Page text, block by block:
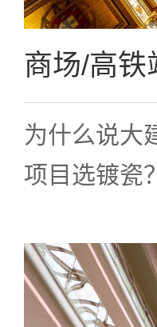
为什么说大
项目选镀瓷